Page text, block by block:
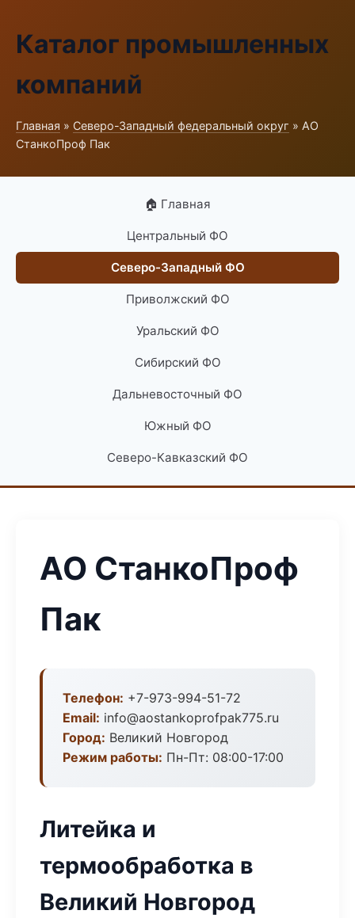
Каталог промышленных
компаний
Главная » Северо-Западный федеральный округ » АО
СтанкоПроф Пак
🏠 Главная
Центральный ФО
Северо-Западный ФО
Приволжский ФО
Уральский ФО
Сибирский ФО
Дальневосточный ФО
Южный ФО
Северо-Кавказский ФО
АО СтанкоПроф
Пак
Телефон: +7-973-994-51-72
Email: info@aostankoprofpak775.ru
Город: Великий Новгород
Режим работы: Пн-Пт: 08:00-17:00
Литейка и
термообработка в
Великий Новгород